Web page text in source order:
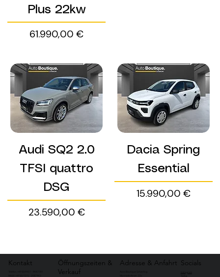
Plus 22kw
Preis
61.990,00 €
Audi SQ2 2.0
TFSI quattro
DSG
Preis
23.590,00 €
Dacia Spring
Essential
Preis
15.990,00 €
Kontakt
Öffnungszeiten &
Verkauf
Adresse & Anfahrt Socials